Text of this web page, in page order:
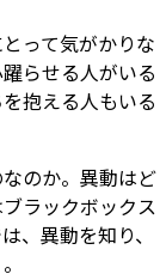
って気がかりな
らせる人がいる
抱える人もいる
のか。異動はど
ラックボックス
、異動を知り、